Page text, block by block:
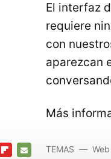
El interfaz
requiere
con
aparezcan
Más
TEMAS Web